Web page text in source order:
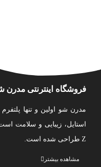
فروشگاه اینترنتی مدرن
مدرن شو اولین و تنها
استایل، زیبایی و سلامت
Z طراحی شده است.
ما مجموعه‌ای متنوع و به‌
مشاهده بیشتر